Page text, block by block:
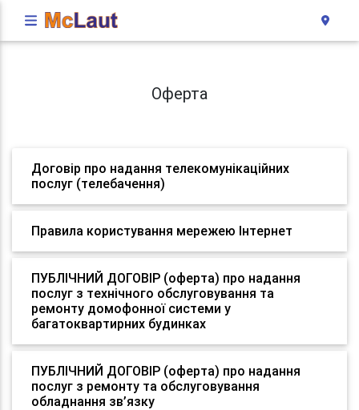
Оферта
Договір про надання телекомунікаційних
послуг (телебачення)
Правила користування мережею Інтернет
ПУБЛІЧНИЙ ДОГОВІР (оферта) про надання
послуг з технічного обслуговування та
ремонту домофонної системи у
багатоквартирних будинках
ПУБЛІЧНИЙ ДОГОВІР (оферта) про надання
послуг з ремонту та обслуговування
обладнання зв’язку